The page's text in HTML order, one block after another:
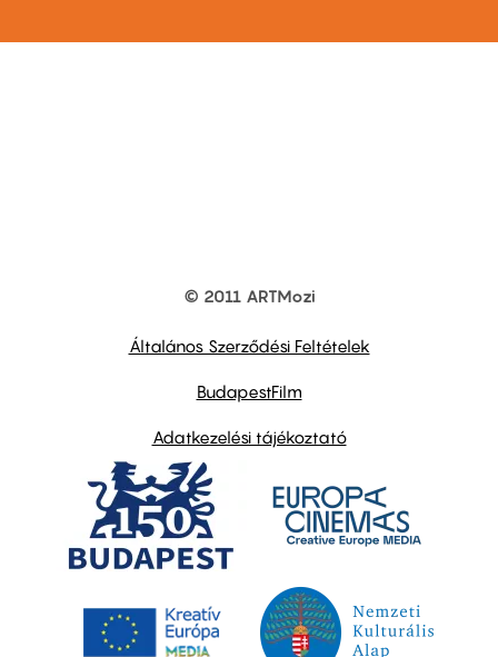
© 2011 ARTMozi
Általános Szerződési Feltételek
BudapestFilm
Adatkezelési tájékoztató